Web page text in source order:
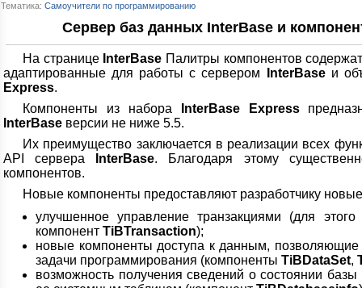
Тематика: Самоучители по программированию
Сервер баз данных InterBase и
На странице InterBase Палитры компонентов
адаптированные для работы с сервером
InterBaseи
Express.
Компоненты из набора
InterBase Express
InterBase версии не ниже 5.5.
Их преимущество заключается в реализации всех
API сервера
InterBase. Благодаря этому
компонентов.
Новые компоненты предоставляют разработчику
улучшенное управление транзакциями (для
компонент TiBTransaction);
новые компоненты доступа к данным,
задачи программирования (компоненты TiBDataSet,
возможность получения сведений о состоянии